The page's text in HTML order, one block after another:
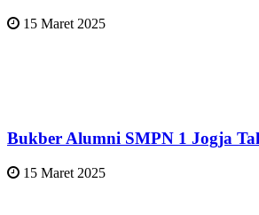
15 Maret 2025
Bukber Alumni SMPN 1 Jogja
15 Maret 2025